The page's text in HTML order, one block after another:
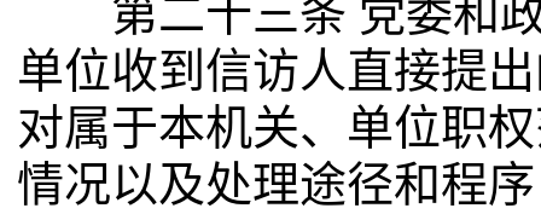
第二十三条 党委和政
单位收到信访人直接提
对属于本机关、单位职
情况以及处理途径和程